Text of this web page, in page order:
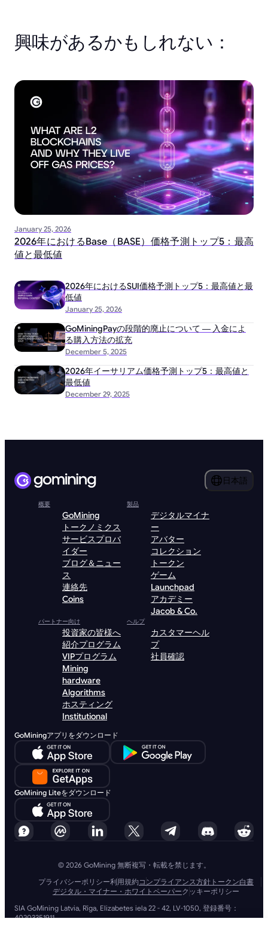
興味があるかもしれない：
January 25, 2026
2026年におけるBase（BASE）価格予測トップ5：最高
値と最低値
January 25, 2026
2026年におけるSUI価格予測トップ5：最高値と最
低値
December 5, 2025
GoMiningPayの段階的廃止について ― 入金によ
る購入方法の拡充
December 29, 2025
2026年イーサリアム価格予測トップ5：最高値と
最低値
日本語
概要
GoMining
トークノミクス
サービスプロバ
イダー
ブログ＆ニュー
ス
連絡先
Coins
製品
デジタルマイナ
ー
アバター
コレクション
トークン
ゲーム
Launchpad
アカデミー
Jacob & Co.
パートナー向け
投資家の皆様へ
紹介プログラム
VIPプログラム
Mining
hardware
Algorithms
ホスティング
Institutional
ヘルプ
カスタマーヘル
プ
社員確認
GoMiningアプリをダウンロード
GoMining Liteをダウンロード
© 2026 GoMining 無断複写・転載を禁じます。
プライバシーポリシー利用規約 コンプライアンス方針 トークン白書
デジタル・マイナー・ホワイトペーパークッキーポリシー
SIA GoMining Latvia, Rīga, Elizabetes iela 22 - 42, LV-1050, 登録番号：
40203351911